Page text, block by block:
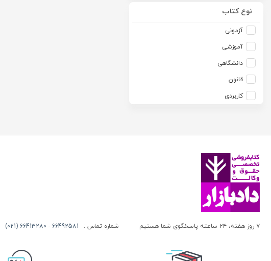
امید انقلاب
بنگاه ترجمه و نشر کتاب پارسه
بهتاب
بهنامی
بهینه
آزاده صادقی
آزیتا قربانی رحیم
آلبرت ون دایسی
آلن ردفرن
آمنه باخدا
آنتونی آگوس
آندره لگراند
آندره مارمور
آندریاس کاکینیس
آیت الله العظمی سید ابوالقاسم خوئی
نوع کتاب
آزمونی
آموزشی
دانشگاهی
قانون
کاربردی
۷ روز هفته، ۲۴ ساعته پاسخگوی شما هستیم شماره تماس : 66492581 - 66413280 (021)